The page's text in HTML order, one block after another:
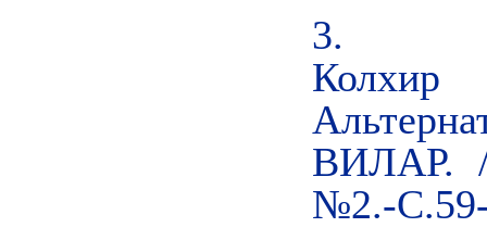
3.
ВИЛАР.
№2.-